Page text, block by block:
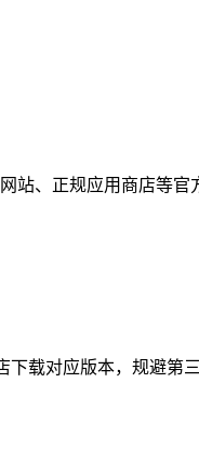
站、正规应用商店等官
载对应版本，规避第